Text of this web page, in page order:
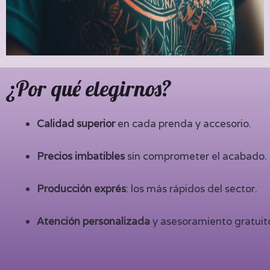
¿Por qué elegirnos?
Calidad superioren cada prenda y accesorio.
Precios imbatibles sin comprometer el acabado.
Producción exprés: los más rápidos del sector.
Atención personalizaday asesoramiento